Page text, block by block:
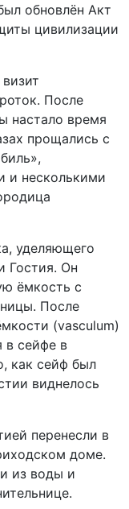
обновлён Акт
цивилизации
После
настало время
прощались с
и несколькими
уделяющего
Гостия. Он
ёмкость с
После
(vasculum)
в сейфе в
как сейф был
виднелось
перенесли в
доме.
из воды и